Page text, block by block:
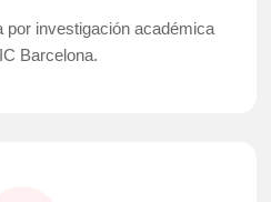
por investigación académica
Barcelona.